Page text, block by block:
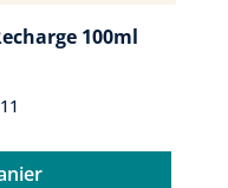
100ml